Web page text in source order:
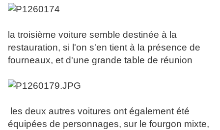
la troisième voiture semble destinée à la
restauration, si l'on s'en tient à la présence de
fourneaux, et d'une grande table de réunion
les deux autres voitures ont également été
équipées de personnages, sur le fourgon mixte,